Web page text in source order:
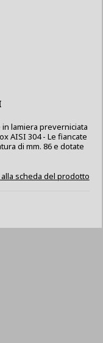
lamiera preverniciata
AISI 304 - Le fiancate
di mm. 86 e dotate
alla scheda del prodotto